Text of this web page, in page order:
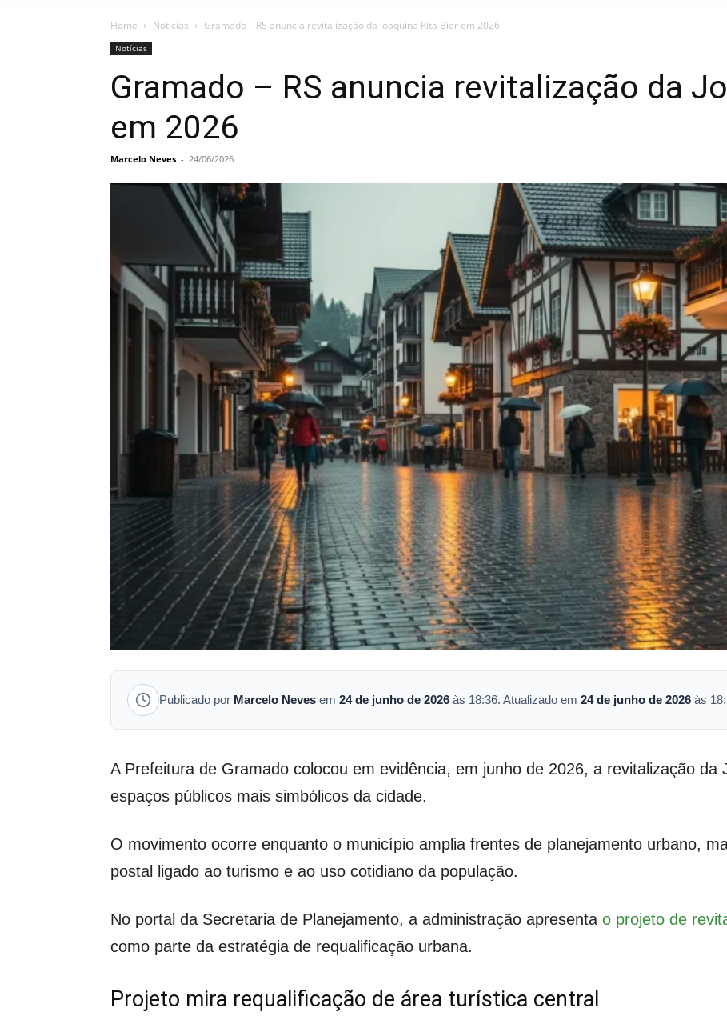
Home Notícias Gramado – RS anuncia revitalização da Joaquina Rita Bier em 2026
Notícias
Gramado – RS anuncia revitalização da
em 2026
Marcelo Neves - 24/06/2026
Publicado por Marcelo Neves em 24 de junho de 2026 às 18:36. Atualizado em 24 de junho de 2026 às
A Prefeitura de Gramado colocou em evidência, em junho de 2026, a revitalização da
espaços públicos mais simbólicos da cidade.
O movimento ocorre enquanto o município amplia frentes de planejamento urbano,
postal ligado ao turismo e ao uso cotidiano da população.
No portal da Secretaria de Planejamento, a administração apresenta o projeto de
como parte da estratégia de requalificação urbana.
Projeto mira requalificação de área turística central